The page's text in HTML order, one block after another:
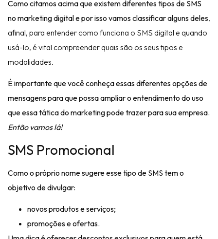
Como citamos acima queexistem diferentes tipos de SMS
no marketing digital e por isso vamos classificar alguns deles,
afinal, para entender como funciona o SMS digital e quando
usá-lo, é vital compreender quais são os seus tipos e
modalidades.
É importante que você conheça essas diferentes opções de
mensagens para que possaampliar o entendimento do uso
que essa táticado marketing pode trazer para sua empresa.
Então vamos lá!
SMS Promocional
Como o próprio nome sugere esse tipo de SMS tem o
objetivo de divulgar:
novos produtos e serviços;
promoções e ofertas.